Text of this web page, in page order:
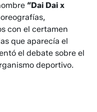
“Dai Dai x
con el certamen
que aparecía el
el debate sobre el
deportivo.